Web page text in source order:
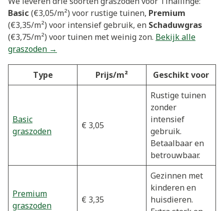
Basic (€3,05/m²) voor rustige tuinen, Premium
(€3,35/m²) voor intensief gebruik, en Schaduwgras
(€3,75/m²) voor tuinen met weinig zon. Bekijk alle
graszoden →
Type Prijs/m² Geschikt voor
Basic
graszoden
€ 3,05
Rustige tuinen
zonder
intensief
gebruik.
Betaalbaar en
betrouwbaar.
Premium
graszoden
€ 3,35
Gezinnen met
kinderen en
huisdieren.